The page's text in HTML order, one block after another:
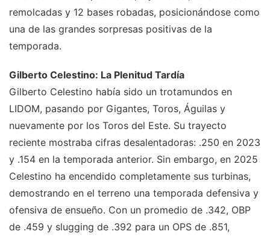
remolcadas y 12 bases robadas, posicionándose como
una de las grandes sorpresas positivas de la
temporada.
Gilberto Celestino: La Plenitud Tardía
Gilberto Celestino había sido un trotamundos en
LIDOM, pasando por Gigantes, Toros, Águilas y
nuevamente por los Toros del Este. Su trayecto
reciente mostraba cifras desalentadoras: .250 en 2023
y .154 en la temporada anterior. Sin embargo, en 2025
Celestino ha encendido completamente sus turbinas,
demostrando en el terreno una temporada defensiva y
ofensiva de ensueño. Con un promedio de .342, OBP
de .459 y slugging de .392 para un OPS de .851,